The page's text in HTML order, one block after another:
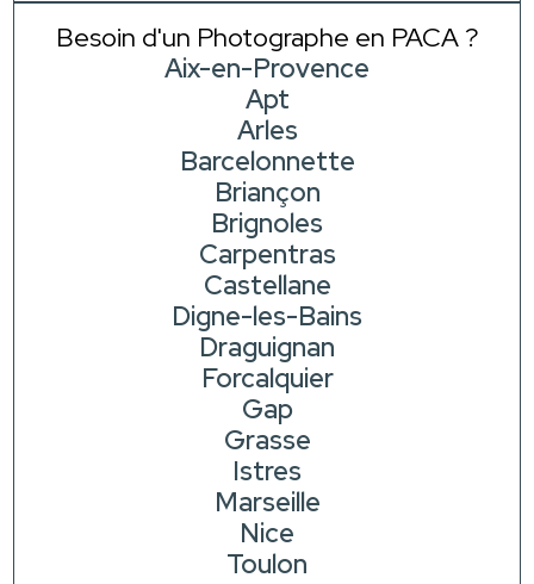
Besoin d'un Photographe en PACA ?
Aix-en-Provence
Apt
Arles
Barcelonnette
Briançon
Brignoles
Carpentras
Castellane
Digne-les-Bains
Draguignan
Forcalquier
Gap
Grasse
Istres
Marseille
Nice
Toulon